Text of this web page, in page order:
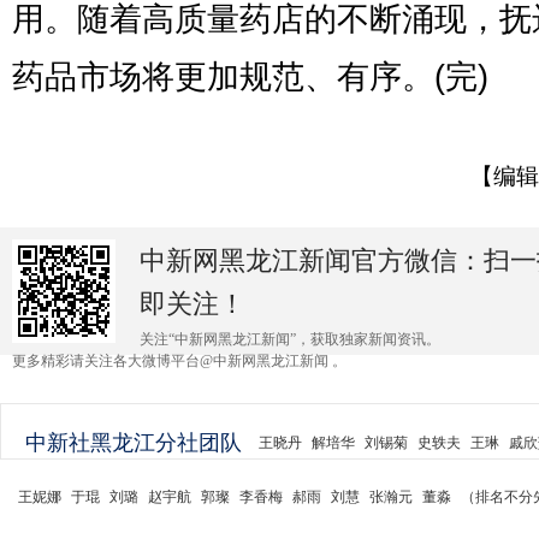
用。随着高质量药店的不断涌现，
药品市场将更加规范、有序。(完)
【编
中新网黑龙江新闻官方微信：扫
即关注！
关注“中新网黑龙江新闻”，获取独家新闻资讯。
更多精彩请关注各大微博平台@中新网黑龙江新闻 。
中新社黑龙江分社团队 王晓丹 解培华 刘锡菊 史轶夫 王琳 戚
王妮娜 于琨 刘璐 赵宇航 郭璨 李香梅 郝雨 刘慧 张瀚元 董淼 （排名不